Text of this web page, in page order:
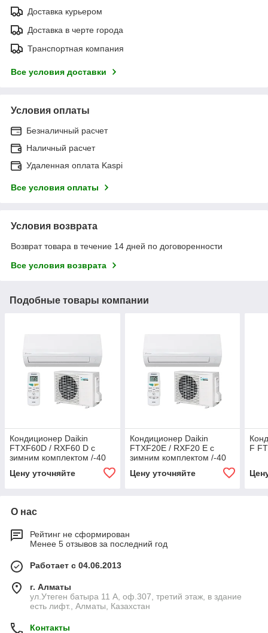
Доставка курьером
Доставка в черте города
Транспортная компания
Все условия доставки
Условия оплаты
Безналичный расчет
Наличный расчет
Удаленная оплата Kaspi
Все условия оплаты
Условия возврата
Возврат товара в течение 14 дней по договоренности
Все условия возврата
Подобные товары компании
Кондиционер Daikin
FTXF60D / RXF60 D с
зимним комплектом /-40
Цену уточняйте
Кондиционер Daikin
FTXF20E / RXF20 E с
зимним комплектом /-40
Цену уточняйте
F
О нас
Рейтинг не сформирован
Менее 5 отзывов за последний год
Работает с 04.06.2013
г. Алматы
ул.Утеген батыра 11 А, оф.307, третий этаж, в здание
есть лифт., Алматы, Казахстан
Контакты